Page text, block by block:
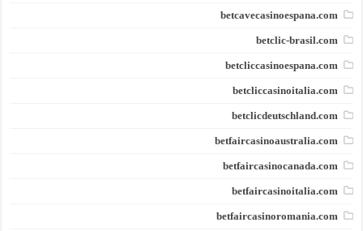
betcavecasinoespana.com
betclic-brasil.com
betcliccasinoespana.com
betcliccasinoitalia.com
betclicdeutschland.com
betfaircasinoaustralia.com
betfaircasinocanada.com
betfaircasinoitalia.com
betfaircasinoromania.com